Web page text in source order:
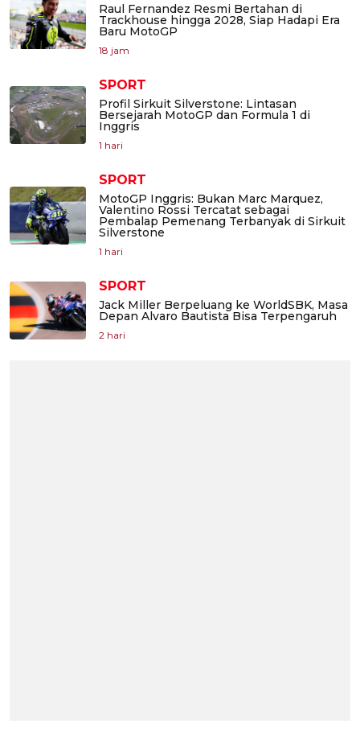
Raul Fernandez Resmi Bertahan di
Trackhouse hingga 2028, Siap Hadapi Era
Baru MotoGP
18 jam
SPORT
Profil Sirkuit Silverstone: Lintasan
Bersejarah MotoGP dan Formula 1 di
Inggris
1 hari
SPORT
MotoGP Inggris: Bukan Marc Marquez,
Valentino Rossi Tercatat sebagai
Pembalap Pemenang Terbanyak di Sirkuit
Silverstone
1 hari
SPORT
Jack Miller Berpeluang ke WorldSBK, Masa
Depan Alvaro Bautista Bisa Terpengaruh
2 hari